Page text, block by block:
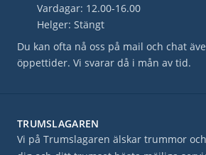
Vardagar: 12.00-16.00
Helger: Stängt
Du kan ofta nå oss på mail och chat
öppettider. Vi svarar då i mån av tid.
TRUMSLAGAREN
Vi på Trumslagaren älskar trummor